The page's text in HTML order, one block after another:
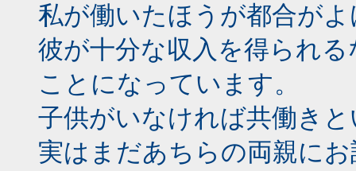
私が働いたほうが都合が
彼が十分な収入を得られ
ことになっています。
子供がいなければ共働き
実はまだあちらの両親に